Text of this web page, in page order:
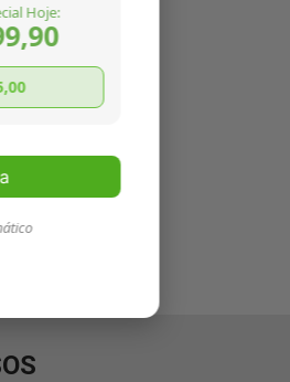
Hoje: